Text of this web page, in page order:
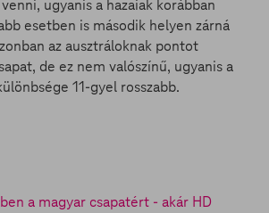
ugyanis a hazaiak korábban
esetben is második helyen zárná
az ausztráloknak pontot
de ez nem valószínű, ugyanis a
11-gyel rosszabb.
a magyar csapatért - akár HD